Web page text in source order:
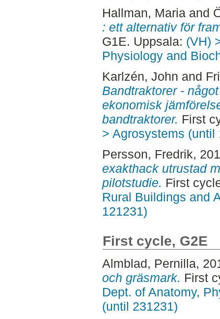
Hallman, Mariaand
: ett alternativ för
G1E. Uppsala: (VH)
Physiology and
Karlzén, John and
Bandtraktorer -
ekonomisk
bandtraktorer. First
> Agrosystems (until
Persson, Fredrik,
exakthack utrustad
pilotstudie. First
Rural Buildings and
121231)
First cycle, G2E
Almblad, Pernilla,
och gräsmark. First
Dept. of Anatomy,
(until 231231)